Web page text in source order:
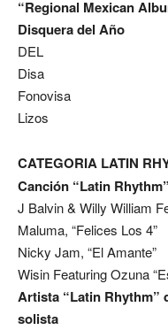
“Regional Mexican
Disquera del Año
DEL
Disa
Fonovisa
Lizos
CATEGORIA LATIN
Canción “Latin
J Balvin & Willy William
Maluma, “Felices Los 4”
Nicky Jam, “El Amante”
Wisin Featuring Ozuna
Artista “Latin Rhythm”
solista